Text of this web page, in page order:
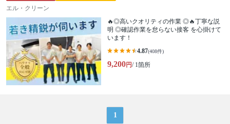
エル・クリーン
🔥◎高いクオリティの作業 ◎🔥丁寧な説
明 ◎確認作業を怠らない接客 を心掛けて
います！
4.87(408件)
9,200円/ 1箇所
1